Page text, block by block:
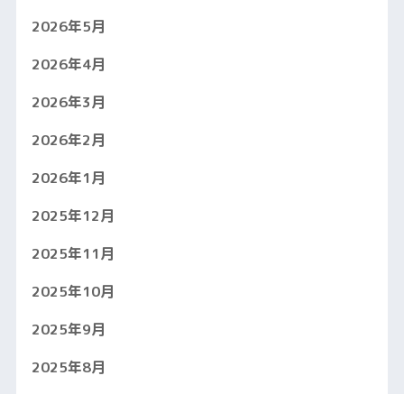
2026年5月
2026年4月
2026年3月
2026年2月
2026年1月
2025年12月
2025年11月
2025年10月
2025年9月
2025年8月